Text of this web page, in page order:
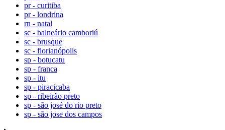
pr - curitiba
pr - londrina
rn - natal
sc - balneário camboriú
sc - brusque
sc - florianópolis
sp - botucatu
sp - franca
sp - itu
sp - piracicaba
sp - ribeirão preto
sp - são josé do rio preto
sp - são jose dos campos